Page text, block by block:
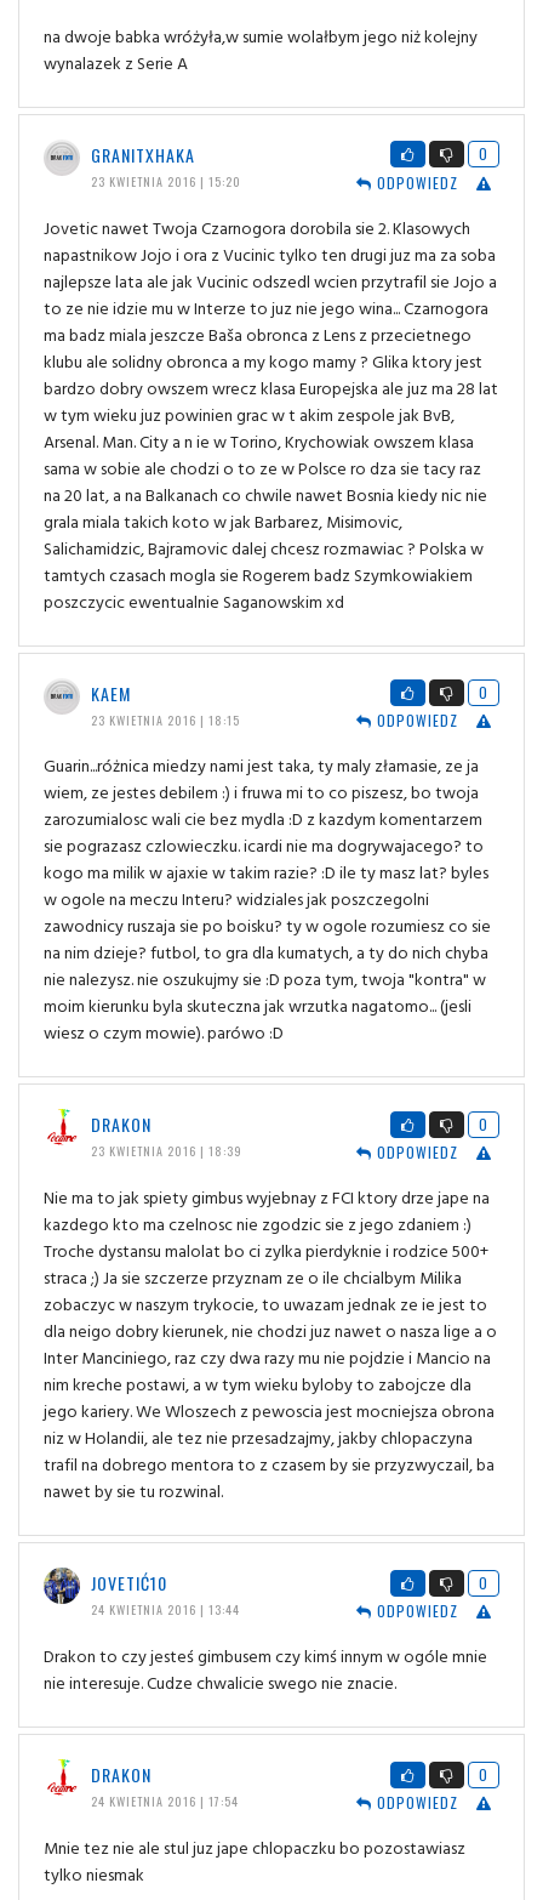
na dwoje babka wróżyła,w sumie wolałbym jego niż kolejny
wynalazek z Serie A
GRANITXHAKA
23 KWIETNIA 2016 | 15:20
0
ODPOWIEDZ
Jovetic nawet Twoja Czarnogora dorobila sie 2. Klasowych
napastnikow Jojo i ora z Vucinic tylko ten drugi juz ma za soba
najlepsze lata ale jak Vucinic odszedl wcien przytrafil sie Jojo a
to ze nie idzie mu w Interze to juz nie jego wina... Czarnogora
ma badz miala jeszcze Baša obronca z Lens z przecietnego
klubu ale solidny obronca a my kogo mamy ? Glika ktory jest
bardzo dobry owszem wrecz klasa Europejska ale juz ma 28 lat
w tym wieku juz powinien grac w t akim zespole jak BvB,
Arsenal. Man. City a n ie w Torino, Krychowiak owszem klasa
sama w sobie ale chodzi o to ze w Polsce ro dza sie tacy raz
na 20 lat, a na Balkanach co chwile nawet Bosnia kiedy nic nie
grala miala takich koto w jak Barbarez, Misimovic,
Salichamidzic, Bajramovic dalej chcesz rozmawiac ? Polska w
tamtych czasach mogla sie Rogerem badz Szymkowiakiem
poszczycic ewentualnie Saganowskim xd
KAEM
23 KWIETNIA 2016 | 18:15
0
ODPOWIEDZ
Guarin...różnica miedzy nami jest taka, ty maly złamasie, ze ja
wiem, ze jestes debilem :) i fruwa mi to co piszesz, bo twoja
zarozumialosc wali cie bez mydla :D z kazdym komentarzem
sie pograzasz czlowieczku. icardi nie ma dogrywajacego? to
kogo ma milik w ajaxie w takim razie? :D ile ty masz lat? byles
w ogole na meczu Interu? widziales jak poszczegolni
zawodnicy ruszaja sie po boisku? ty w ogole rozumiesz co sie
na nim dzieje? futbol, to gra dla kumatych, a ty do nich chyba
nie nalezysz. nie oszukujmy sie :D poza tym, twoja "kontra" w
moim kierunku byla skuteczna jak wrzutka nagatomo... (jesli
wiesz o czym mowie). parówo :D
DRAKON
23 KWIETNIA 2016 | 18:39
0
ODPOWIEDZ
Nie ma to jak spiety gimbus wyjebnay z FCI ktory drze jape na
kazdego kto ma czelnosc nie zgodzic sie z jego zdaniem :)
Troche dystansu malolat bo ci zylka pierdyknie i rodzice 500+
straca ;) Ja sie szczerze przyznam ze o ile chcialbym Milika
zobaczyc w naszym trykocie, to uwazam jednak ze ie jest to
dla neigo dobry kierunek, nie chodzi juz nawet o nasza lige a o
Inter Manciniego, raz czy dwa razy mu nie pojdzie i Mancio na
nim kreche postawi, a w tym wieku byloby to zabojcze dla
jego kariery. We Wloszech z pewoscia jest mocniejsza obrona
niz w Holandii, ale tez nie przesadzajmy, jakby chlopaczyna
trafil na dobrego mentora to z czasem by sie przyzwyczail, ba
nawet by sie tu rozwinal.
JOVETIĆ10
24 KWIETNIA 2016 | 13:44
0
ODPOWIEDZ
Drakon to czy jesteś gimbusem czy kimś innym w ogóle mnie
nie interesuje. Cudze chwalicie swego nie znacie.
DRAKON
24 KWIETNIA 2016 | 17:54
0
ODPOWIEDZ
Mnie tez nie ale stul juz jape chlopaczku bo pozostawiasz
tylko niesmak